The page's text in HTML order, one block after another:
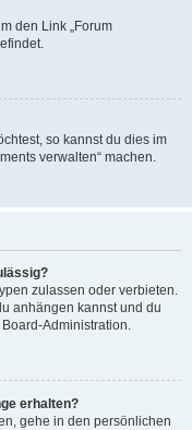
den Link „Forum
so kannst du dies im
verwalten“ machen.
zulassen oder verbieten.
anhängen kannst und du
Administration.
erhalten?
gehe in den persönlichen